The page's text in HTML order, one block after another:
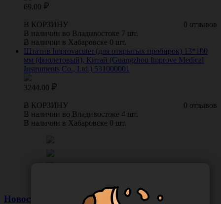
69.00
0 отзывов
В КОРЗИНУ
В наличии во Владивостоке 7 шт.
В наличии в Хабаровске 0 шт.
Штатив Improvacuter (для открытых пробирок) 13*100
мм (фиолетовый), Китай (Guangzhou Improve Medical
Instruments Co., Ltd.) 531000001
3244.00
0 отзывов
В КОРЗИНУ
В наличии во Владивостоке 4 шт.
В наличии в Хабаровске 0 шт.
Новости